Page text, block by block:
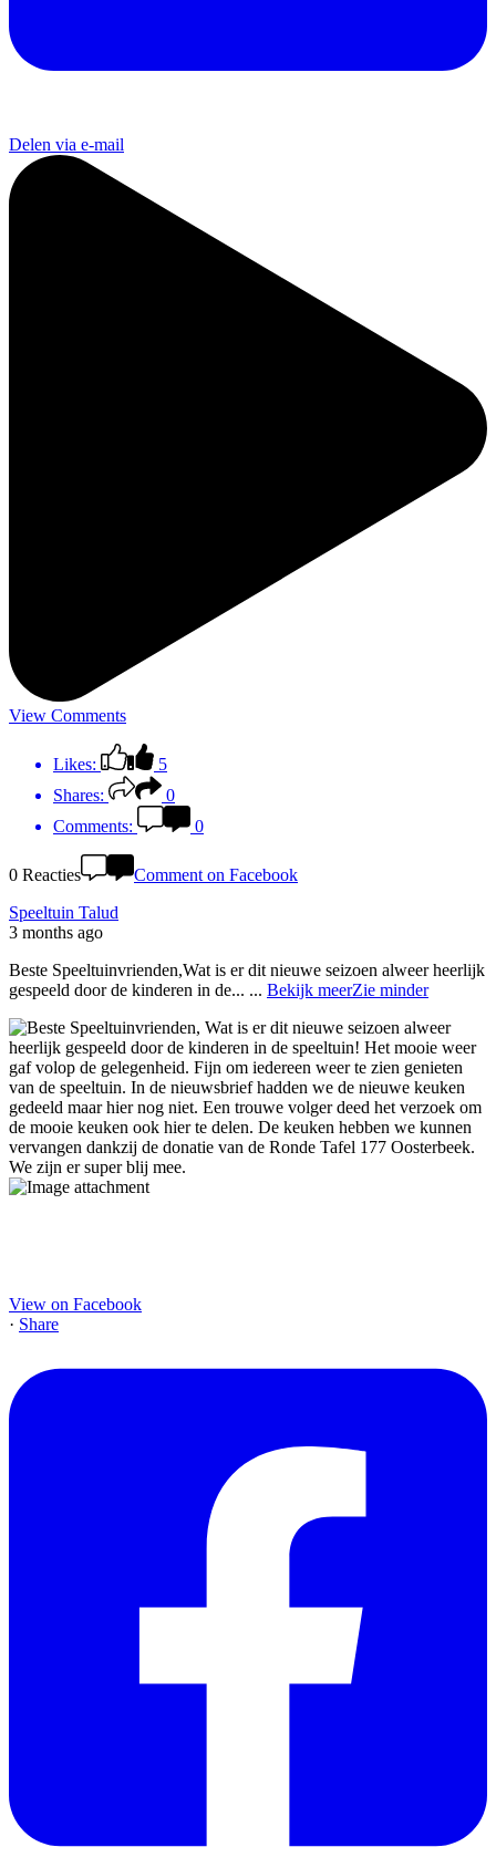
Delen via e-mail
View Comments
Likes:
5
Shares:
0
Comments:
0
0 Reacties
Comment on Facebook
Speeltuin Talud
3 months ago
Beste Speeltuinvrienden,Wat is er dit nieuwe seizoen alweer heerlijk
gespeeld door de kinderen in de... ... Bekijk meerZie minder
View on Facebook
· Share